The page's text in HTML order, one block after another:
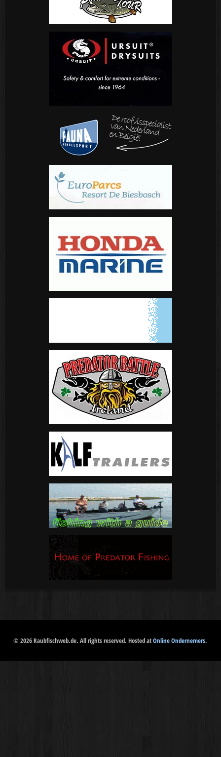
© 2026 Raubfischweb.de. All rights reserved. Hosted atOnline Ondernemers.